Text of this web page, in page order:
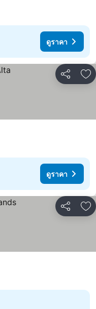
ดูราคา
แชร์ เ
ดูราคา
แชร์ เ